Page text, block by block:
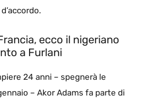
ecco il nigeriano
a Furlani
24 anni – spegnerà le
– Akor Adams fa parte di